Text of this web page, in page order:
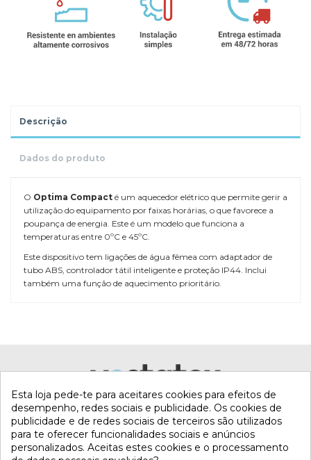
Descrição
Dados do produto
O Optima Compact é um aquecedor elétrico que permite gerir a
utilização do equipamento por faixas horárias, o que favorece a
poupança de energia. Este é um modelo que funciona a
temperaturas entre 0ºC e 45ºC.
Este dispositivo tem ligações de água fêmea com adaptador de
tubo ABS, controlador tátil inteligente e proteção IP44. Inclui
também uma função de aquecimento prioritário.
Esta loja pede-te para aceitares cookies para efeitos de
desempenho, redes sociais e publicidade. Os cookies de
publicidade e de redes sociais de terceiros são utilizados
para te oferecer funcionalidades sociais e anúncios
personalizados. Aceitas estes cookies e o processamento